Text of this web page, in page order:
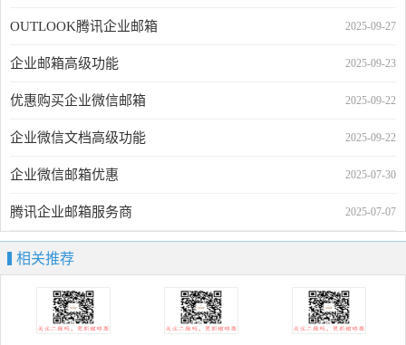
2025-09-27
OUTLOOK腾讯企业邮箱
2025-09-23
企业邮箱高级功能
2025-09-22
优惠购买企业微信邮箱
2025-09-22
企业微信文档高级功能
2025-07-30
企业微信邮箱优惠
2025-07-07
腾讯企业邮箱服务商
相关推荐